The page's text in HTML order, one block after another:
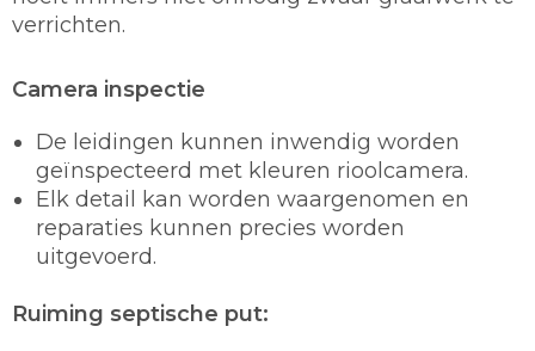
verrichten.
Camera inspectie
De leidingen kunnen inwendig worden
geïnspecteerd met kleuren rioolcamera.
Elk detail kan worden waargenomen en
reparaties kunnen precies worden
uitgevoerd.
Ruiming septische put: